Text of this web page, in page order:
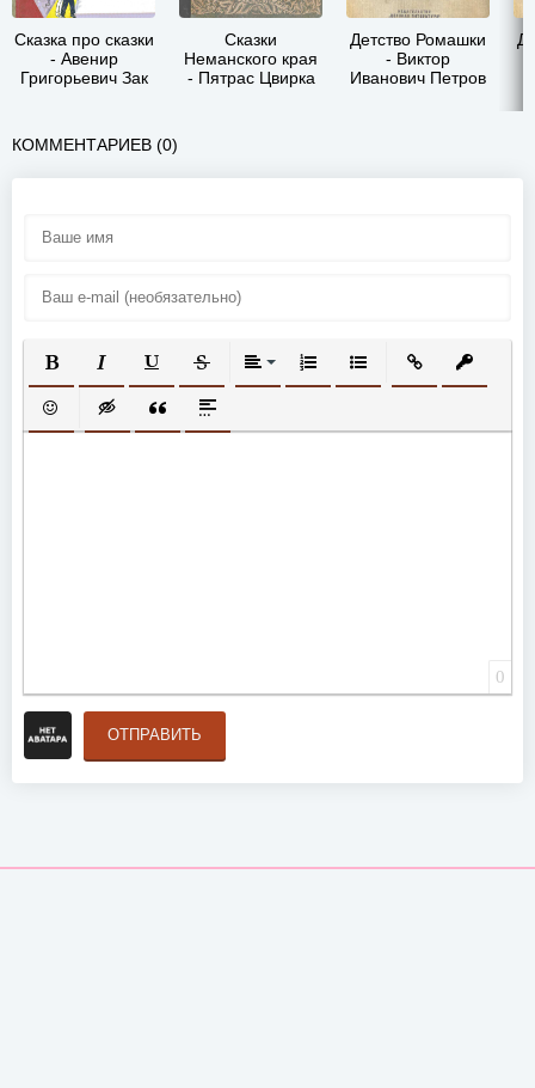
Сказка про сказки
- Авенир
Григорьевич Зак
Сказки
Неманского края
- Пятрас Цвирка
Детство Ромашки
- Виктор
Иванович Петров
КОММЕНТАРИЕВ (0)
ПОЛУЖИРНЫЙ
КУРСИВПОДЧЕРКНУТЫЙ
ЗАЧЕРКНУТЫЙВЫРАВНИВАНИЕ
НУМЕРОВАННЫЙ СПИСОК
МАРКИРОВАННЫЙ
ВСТАВИТЬ
ВСТАВИТЬ СМАЙЛИК
ВСТАВКА СКРЫТОГО ТЕКСТА
ВСТАВКА ЦИТАТЫ
ВСТАВКА СПОЙЛЕРА
0
ОТПРАВИТЬ